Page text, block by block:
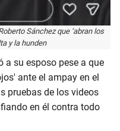
Sánchez que ‘abran los
y la hunden
a su esposo pese a que
ante el ampay en el
pruebas de los videos
en él contra todo